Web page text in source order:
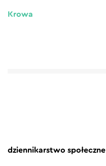
Krowa
dziennikarstwo społeczne